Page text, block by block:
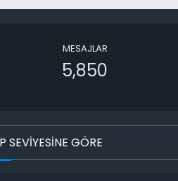
MESAJLAR
5,850
SEVİYESİNE GÖRE